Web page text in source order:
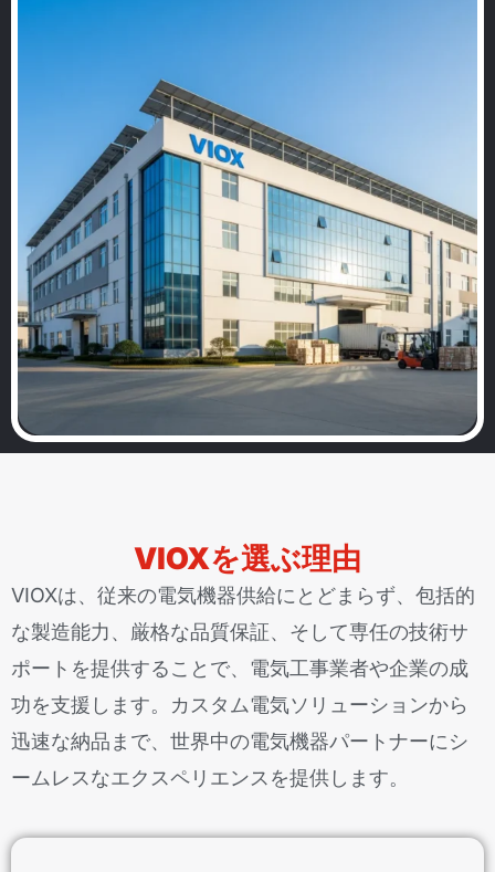
VIOXを選ぶ理由
VIOXは、従来の電気機器供給にとどまらず、包括的
な製造能力、厳格な品質保証、そして専任の技術サ
ポートを提供することで、電気工事業者や企業の成
功を支援します。カスタム電気ソリューションから
迅速な納品まで、世界中の電気機器パートナーにシ
ームレスなエクスペリエンスを提供します。